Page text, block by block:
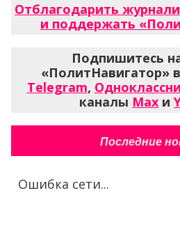
Отблагодарить
и поддержать
Подпишитесь
«ПолитНавигатор»
Telegram,
каналы Max и
Последние
Ошибка сети...